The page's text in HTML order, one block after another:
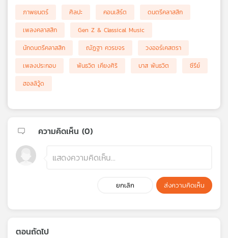
ภาพยนตร์ ศิลปะ คอนเสิร์ต
ดนตรีคลาสสิก
เพลงคลาสสิก
Gen Z & Classical Music
นักดนตรีคลาสสิก
ณัฏฐา ควรขจร
วงออร์เคสตรา
เพลงประกอบ
พันธวิต เคียงศิริ บาส พันธวิต
ซีรีย์
ฮอลลิวู้ด
ความคิดเห็น (0)
ยกเลิก ส่งความคิดเห็น
ตอนถัดไป